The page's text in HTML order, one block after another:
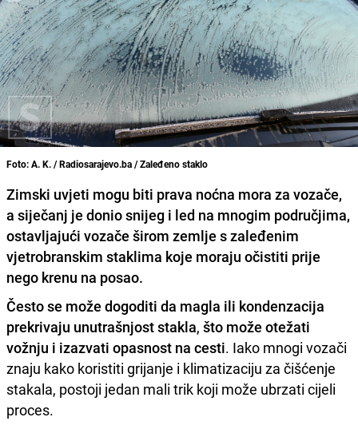
Foto: A. K. / Radiosarajevo.ba / Zaleđeno staklo
Zimski uvjeti mogu biti prava noćna mora za vozače,
a siječanj je donio snijeg i led na mnogim područjima,
ostavljajući vozače širom zemlje s zaleđenim
vjetrobranskim staklima koje moraju očistiti prije
nego krenu na posao.
Često se može dogoditi da magla ili kondenzacija
prekrivaju unutrašnjost stakla, što može otežati
vožnju i izazvati opasnost na cesti. Iako mnogi vozači
znaju kako koristiti grijanje i klimatizaciju za čišćenje
stakala, postoji jedan mali trik koji može ubrzati cijeli
proces.